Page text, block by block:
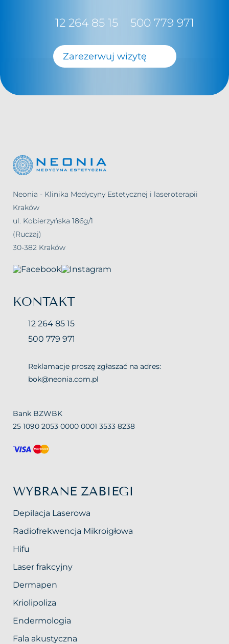
12 264 85 15 500 779 971
Zarezerwuj wizytę
Neonia - Klinika Medycyny Estetycznej i laseroterapii
Kraków
ul. Kobierzyńska 186g/1
(Ruczaj)
30-382 Kraków
KONTAKT
12 264 85 15
500 779 971
Reklamacje proszę zgłaszać na adres:
bok@neonia.com.pl
Bank BZWBK
25 1090 2053 0000 0001 3533 8238
WYBRANE ZABIEGI
Depilacja Laserowa
Radiofrekwencja Mikroigłowa
Hifu
Laser frakcyjny
Dermapen
Kriolipoliza
Endermologia
Fala akustyczna